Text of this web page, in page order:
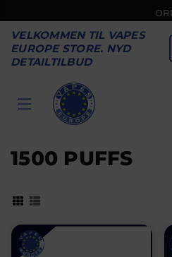
VELKOMMEN TIL VAPES
EUROPE STORE. NYD
DETAILTILBUD
VAPES
1500 PUFFS